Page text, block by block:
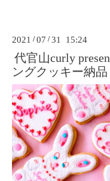
2021 /07 /31 15:24
代官山curly
ングクッキー納品